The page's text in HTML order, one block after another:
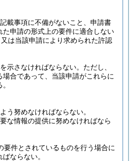
載事項に不備がないこと、申請書
申請の形式上の要件に適合しない
は当該申請により求められた許認
示さなければならない。 ただし、
合であって、当該申請がこれらに
う努めなければならない。
な情報の提供に努めなければなら
件とされているものを行う場合に
ならない。